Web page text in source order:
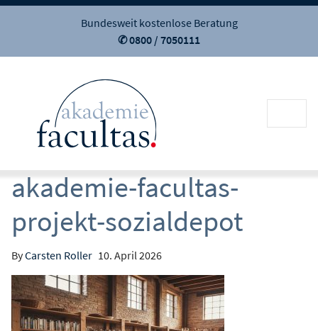
Bundesweit kostenlose Beratung
✆ 0800 / 7050111
akademie-facultas-
projekt-sozialdepot
ByCarsten Roller 10. April 2026